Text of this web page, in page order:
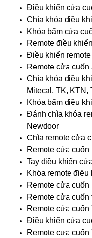
Điều khiển cửa
Chìa khóa điều
Khóa bấm cửa
Remote điều
Điều khiển
Remote cửa cuốn
Chìa khóa điều
Mitecal, TK, KTN,
Khóa bấm điều
Đánh chìa khóa
Newdoor
Chìa remote cửa
Remote cửa cuốn
Tay điều khiển
Khóa remote
Remote cửa cuốn
Remote cửa
Remote cửa cuốn
Điều khiển cửa
Remote cưa cuốn